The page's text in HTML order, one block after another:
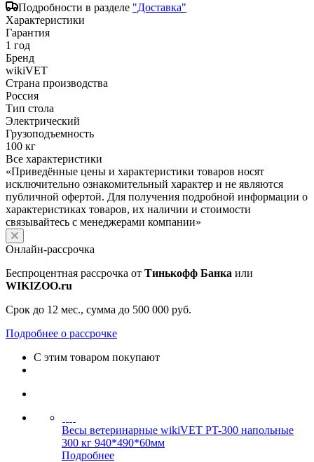
Подробности в разделе "Доставка"
Характеристики
Гарантия
1 год
Бренд
wikiVET
Страна производства
Россия
Тип стола
Электрический
Грузоподъемность
100 кг
Все характеристики
«Приведённые цены и характеристики товаров носят
исключительно ознакомительный характер и не являются
публичной офертой. Для получения подробной информации о
характеристиках товаров, их наличии и стоимости
связывайтесь с менеджерами компании»
Онлайн-рассрочка
Беспроцентная рассрочка от Тинькофф Банка или
WIKIZOO.ru
Срок до 12 мес., сумма до 500 000 руб.
Подробнее о рассрочке
С этим товаром покупают
Весы ветеринарные wikiVET PT-300 напольные
300 кг 940*490*60мм
Подробнее